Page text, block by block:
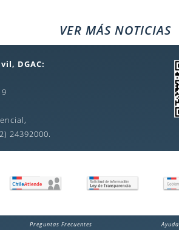
VER MÁS NOTICIAS
DGAC:
24392000.
Preguntas Frecuentes Ayuda